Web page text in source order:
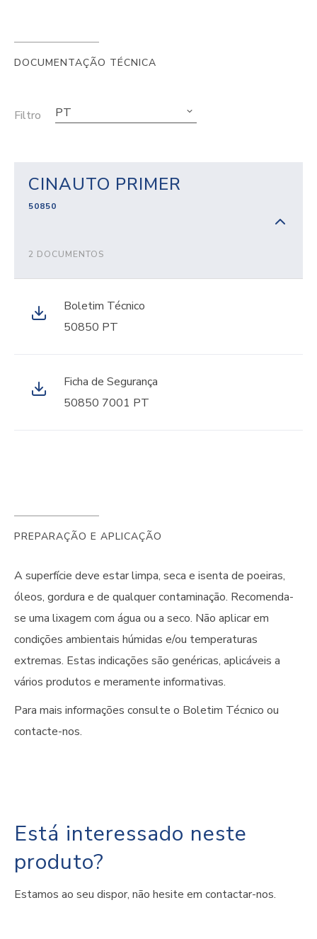
DOCUMENTAÇÃO TÉCNICA
Filtro PT
CINAUTO PRIMER
50850
2 DOCUMENTOS
Boletim Técnico
50850 PT
Ficha de Segurança
50850 7001 PT
PREPARAÇÃO E APLICAÇÃO
A superfície deve estar limpa, seca e isenta de poeiras,
óleos, gordura e de qualquer contaminação. Recomenda-
se uma lixagem com água ou a seco. Não aplicar em
condições ambientais húmidas e/ou temperaturas
extremas. Estas indicações são genéricas, aplicáveis a
vários produtos e meramente informativas.
Para mais informações consulte o Boletim Técnico ou
contacte-nos.
Está interessado neste
produto?
Estamos ao seu dispor, não hesite em contactar-nos.